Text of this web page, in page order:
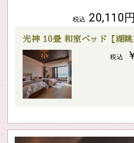
税込 20,110
光神 10畳 和室ベッド【湖眺
税込